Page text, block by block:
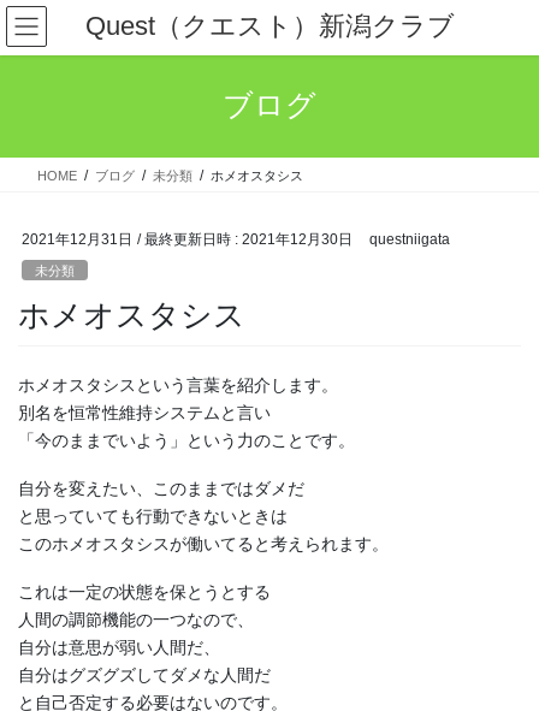
コ
ン
テ
ス
ナ
ビ
ゲ
ン
Quest（クエスト）新潟クラブ
ブログ
HOME ブログ 未分類 ホメオスタシス
2021年12月31日 / 最終更新日時 : 2021年12月30日 questniigata
未分類
ホメオスタシス
ホメオスタシスという言葉を紹介します。
別名を恒常性維持システムと言い
「今のままでいよう」という力のことです。
自分を変えたい、このままではダメだ
と思っていても行動できないときは
このホメオスタシスが働いてると考えられます。
これは一定の状態を保とうとする
人間の調節機能の一つなので、
自分は意思が弱い人間だ、
自分はグズグズしてダメな人間だ
と自己否定する必要はないのです。